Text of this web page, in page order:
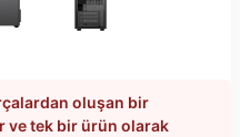
oluşan bir
ve tek bir ürün olarak